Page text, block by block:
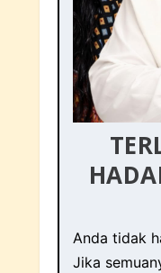
Anda tidak
Jika